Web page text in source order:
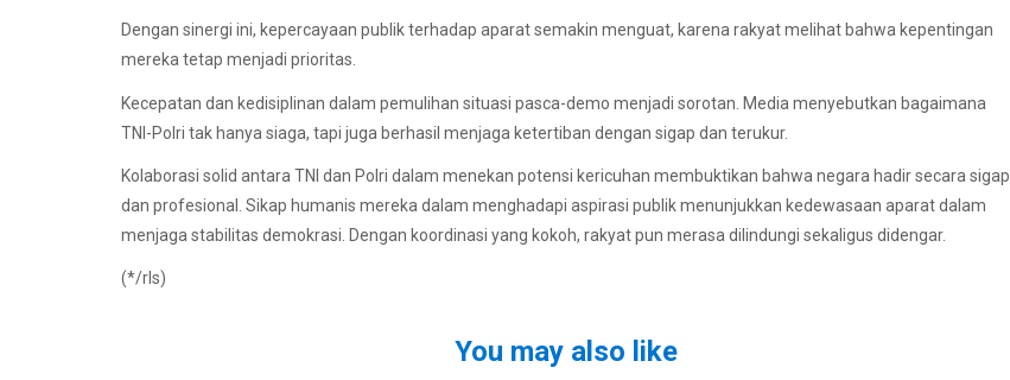
Dengan sinergi ini, kepercayaan publik terhadap aparat semakin menguat, karena rakyat melihat bahwa kepentingan
mereka tetap menjadi prioritas.
Kecepatan dan kedisiplinan dalam pemulihan situasi pasca-demo menjadi sorotan. Media menyebutkan bagaimana
TNI-Polri tak hanya siaga, tapi juga berhasil menjaga ketertiban dengan sigap dan terukur.
Kolaborasi solid antara TNI dan Polri dalam menekan potensi kericuhan membuktikan bahwa negara hadir secara sigap
dan profesional. Sikap humanis mereka dalam menghadapi aspirasi publik menunjukkan kedewasaan aparat dalam
menjaga stabilitas demokrasi. Dengan koordinasi yang kokoh, rakyat pun merasa dilindungi sekaligus didengar.
(*/rls)
You may also like